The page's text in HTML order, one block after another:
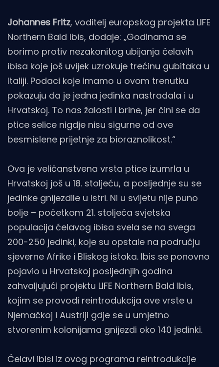
Johannes Fritz, voditelj europskog projekta LIFE
Northern Bald Ibis, dodaje: „Godinama se
borimo protiv nezakonitog ubijanja ćelavih
ibisa koje još uvijek uzrokuje trećinu gubitaka u
Italiji. Podaci koje imamo u ovom trenutku
pokazuju da je jedna jedinka nastradala i u
Hrvatskoj. To nas žalosti i brine, jer čini se da
ptice selice nigdje nisu sigurne od ove
besmislene prijetnje za bioraznolikost.“
Ova je veličanstvena vrsta ptice izumrla u
Hrvatskoj još u 18. stoljeću, a posljednje su se
jedinke gnijezdile u Istri. Ni u svijetu nije puno
bolje – početkom 21. stoljeća svjetska
populacija ćelavog ibisa svela se na svega
200-250 jedinki, koje su opstale na području
sjeverne Afrike i Bliskog istoka. Ibis se ponovno
pojavio u Hrvatskoj posljednjih godina
zahvaljujući projektu LIFE Northern Bald Ibis,
kojim se provodi reintrodukcija ove vrste u
Njemačkoj i Austriji gdje se u umjetno
stvorenim kolonijama gnijezdi oko 140 jedinki.
Ćelavi ibisi iz ovog programa reintrodukcije